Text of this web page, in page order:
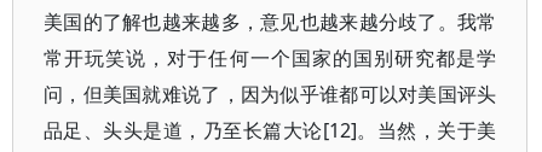
美国的了解也越来越多，意见也越来越分歧了。我常
常开玩笑说，对于任何一个国家的国别研究都是学
问，但美国就难说了，因为似乎谁都可以对美国评头
品足、头头是道，乃至长篇大论[12]。当然，关于美